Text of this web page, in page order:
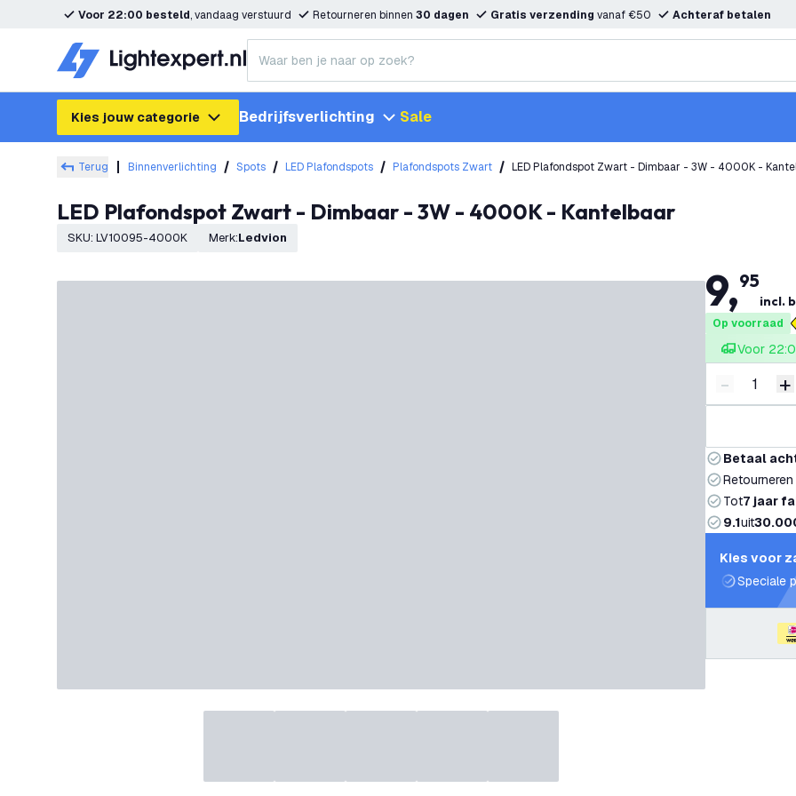
Voor 22:00 besteld, vandaag verstuurd Retourneren binnen 30 dagen Gratis verzending vanaf €50 Achteraf betalen
Kies jouw categorie Bedrijfsverlichting Sale
Terug Binnenverlichting Spots LED Plafondspots Plafondspots Zwart LED Plafondspot Zwart - Dimbaar - 3W - 4000K -
LED Plafondspot Zwart - Dimbaar - 3W - 4000K - Kantelbaar
SKU: LV10095-4000K Merk: Ledvion
9,95
incl.
Op voorraad
Voor
Verminder
- +
Betaal
Tot7 jaar
9.1uit
Kies voor
Speciale